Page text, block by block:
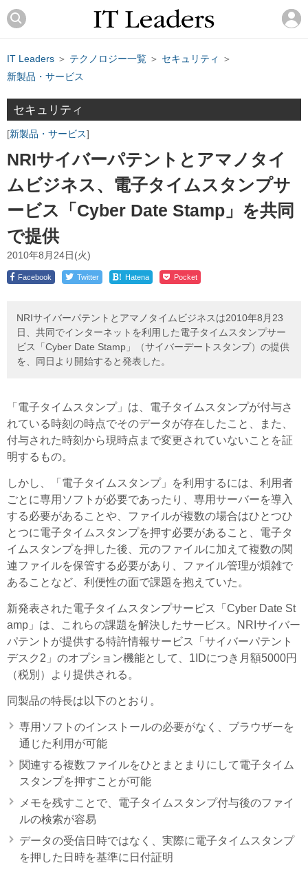
IT Leaders ＞ テクノロジー一覧 ＞ セキュリティ
＞
新製品・サービス
セキュリティ
新製品・サービス
NRIサイバーパテントとアマノタイ
ムビジネス、電子タイムスタンプサ
ービス「Cyber Date Stamp」を共同
で提供
2010年8月24日(火)
Facebook Twitter ! Hatena Pocket
NRIサイバーパテントとアマノタイムビジネスは2010年8月23
日、共同でインターネットを利用した電子タイムスタンプサー
ビス「Cyber Date Stamp」（サイバーデートスタンプ）の提供
を、同日より開始すると発表した。
「電子タイムスタンプ」は、電子タイムスタンプが付与さ
れている時刻の時点でそのデータが存在したこと、また、
付与された時刻から現時点まで変更されていないことを証
明するもの。
しかし、「電子タイムスタンプ」を利用するには、利用者
ごとに専用ソフトが必要であったり、専用サーバーを導入
する必要があることや、ファイルが複数の場合はひとつひ
とつに電子タイムスタンプを押す必要があること、電子タ
イムスタンプを押した後、元のファイルに加えて複数の関
連ファイルを保管する必要があり、ファイル管理が煩雑で
あることなど、利便性の面で課題を抱えていた。
新発表された電子タイムスタンプサービス「Cyber Date St
amp」は、これらの課題を解決したサービス。NRIサイバー
パテントが提供する特許情報サービス「サイバーパテント
デスク2」のオプション機能として、1IDにつき月額5000円
（税別）より提供される。
同製品の特長は以下のとおり。
専用ソフトのインストールの必要がなく、ブラウザーを
通じた利用が可能
関連する複数ファイルをひとまとまりにして電子タイム
スタンプを押すことが可能
メモを残すことで、電子タイムスタンプ付与後のファイ
ルの検索が容易
データの受信日時ではなく、実際に電子タイムスタンプ
を押した日時を基準に日付証明